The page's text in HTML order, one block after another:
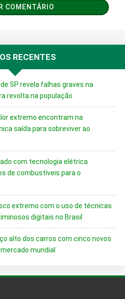
RECENTES
SP revela falhas graves na
revolta na população
extremo encontram na
saída para sobreviver ao
com tecnologia elétrica
de combustíveis para o
extremo com o uso de técnicas
digitais no Brasil
alto dos carros com cinco novos
mundial